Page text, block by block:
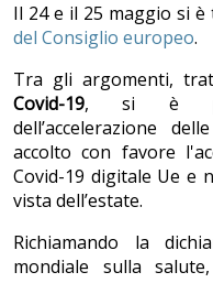
Il 24 e il 25 maggio si è
del Consiglio europeo.
Tra gli argomenti,
Covid-19, si è
dell’accelerazione
accolto con favore
Covid-19 digitale Ue e
vista dell’estate.
Richiamando la
mondiale sulla